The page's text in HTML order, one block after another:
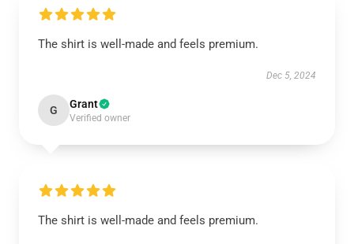
The shirt is well-made and feels premium.
Dec 5, 2024
G Grant
Verified owner
The shirt is well-made and feels premium.